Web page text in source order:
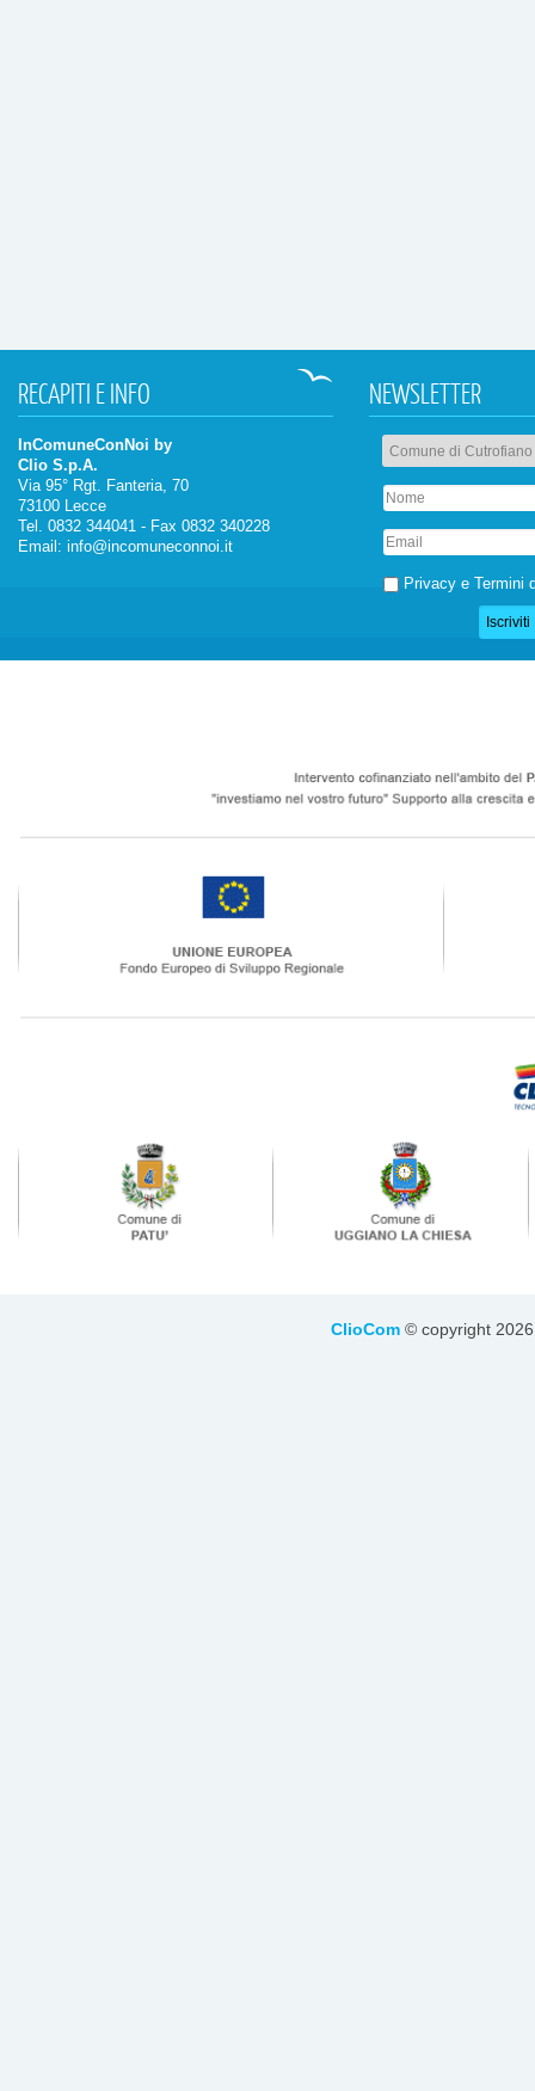
RECAPITI E INFO
InComuneConNoi by
Clio S.p.A.
Via 95° Rgt. Fanteria, 70
73100 Lecce
Tel. 0832 344041 - Fax 0832 340228
Email: info@incomuneconnoi.it
NEWSLETTER
Privacy e Termini
ClioCom © copyright